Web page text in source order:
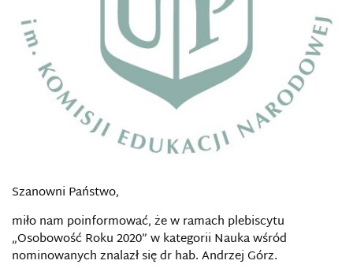
Szanowni Państwo,
miło nam poinformować, że w ramach plebiscytu
„Osobowość Roku 2020” w kategorii Nauka wśród
nominowanych znalazł się dr hab. Andrzej Górz.